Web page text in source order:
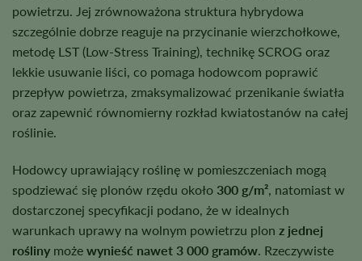
powietrzu. Jej zrównoważona struktura hybrydowa
szczególnie dobrze reaguje na przycinanie wierzchołkowe,
metodę LST (Low-Stress Training), technikę SCROG oraz
lekkie usuwanie liści, co pomaga hodowcom poprawić
przepływ powietrza, zmaksymalizować przenikanie światła
oraz zapewnić równomierny rozkład kwiatostanów na całej
roślinie.
Hodowcy uprawiający roślinę w pomieszczeniach mogą
spodziewać się plonów rzędu około 300 g/m², natomiast w
dostarczonej specyfikacji podano, że w idealnych
warunkach uprawy na wolnym powietrzu plon z jednej
rośliny może wynieść nawet 3 000 gramów. Rzeczywiste